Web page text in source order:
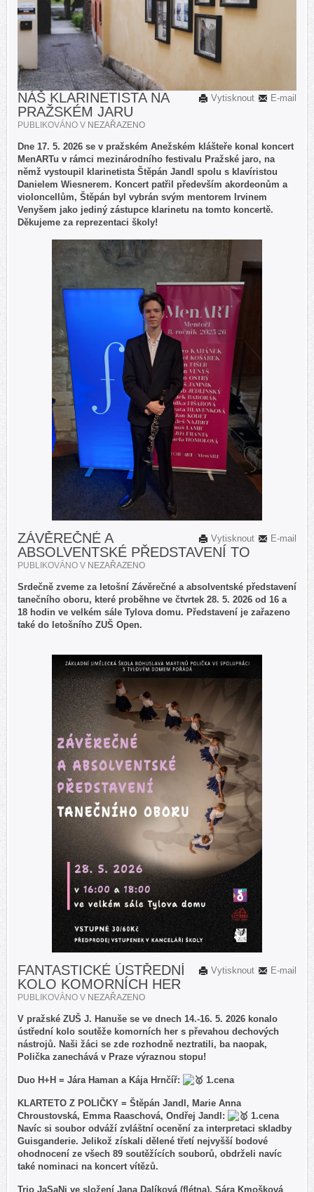
E-mail
Vytisknout
NÁŠ KLARINETISTA NA
PRAŽSKÉM JARU
PUBLIKOVÁNO V NEZAŘAZENO
Dne 17. 5. 2026 se v pražském Anežském klášteře konal koncert
MenARTu v rámci mezinárodního festivalu Pražské jaro, na
němž vystoupil klarinetista Štěpán Jandl spolu s klavíristou
Danielem Wiesnerem. Koncert patřil především akordeonům a
violoncellům, Štěpán byl vybrán svým mentorem Irvinem
Venyšem jako jediný zástupce klarinetu na tomto koncertě.
Děkujeme za reprezentaci školy!
E-mail
Vytisknout
ZÁVĚREČNÉ A
ABSOLVENTSKÉ PŘEDSTAVENÍ TO
PUBLIKOVÁNO V NEZAŘAZENO
Srdečně zveme za letošní Závěrečné a absolventské představení
tanečního oboru, které proběhne ve čtvrtek 28. 5. 2026 od 16 a
18 hodin ve velkém sále Tylova domu. Představení je zařazeno
také do letošního ZUŠ Open.
E-mail
Vytisknout
FANTASTICKÉ ÚSTŘEDNÍ
KOLO KOMORNÍCH HER
PUBLIKOVÁNO V NEZAŘAZENO
V pražské ZUŠ J. Hanuše se ve dnech 14.-16. 5. 2026 konalo
ústřední kolo soutěže komorních her s převahou dechových
nástrojů. Naši žáci se zde rozhodně neztratili, ba naopak,
Polička zanechává v Praze výraznou stopu!
Duo H+H = Jára Haman a Kája Hrnčíř: 1.cena
KLARTETO Z POLIČKY = Štěpán Jandl, Marie Anna
Chroustovská, Emma Raaschová, Ondřej Jandl:
1.cena
Navíc si soubor odváží zvláštní ocenění za interpretaci skladby
Guisganderie. Jelikož získali dělené třetí nejvyšší bodové
ohodnocení ze všech 89 soutěžících souborů, obdrželi navíc
také nominaci na koncert vítězů.
Trio JaSaNi ve složení Jana Dalíková (flétna), Sára Kmošková